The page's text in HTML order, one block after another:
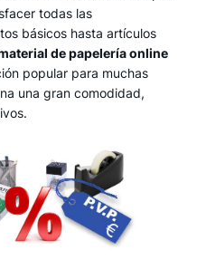
todas las
básicos hasta artículos
de papelería online
popular para muchas
una gran comodidad,